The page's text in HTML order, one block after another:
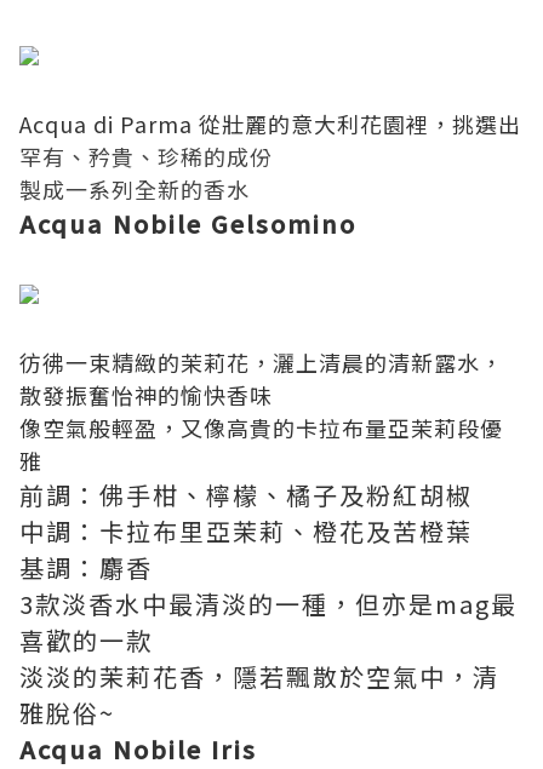
Acqua di Parma 從壯麗的意大利花園裡，挑選出
罕有、矜貴、珍稀的成份
製成一系列全新的香水
Acqua Nobile Gelsomino
彷彿一束精緻的茉莉花，灑上清晨的清新露水，
散發振奮怡神的愉快香味
像空氣般輕盈，又像高貴的卡拉布量亞茉莉段優
雅
前調：佛手柑、檸檬、橘子及粉紅胡椒
中調：卡拉布里亞茉莉、橙花及苦橙葉
基調：麝香
3款淡香水中最清淡的一種，但亦是mag最
喜歡的一款
淡淡的茉莉花香，隱若飄散於空氣中，清
雅脫俗~
Acqua Nobile Iris